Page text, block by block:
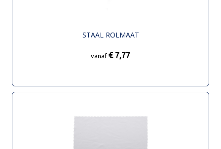
STAAL ROLMAAT
vanaf € 7,77